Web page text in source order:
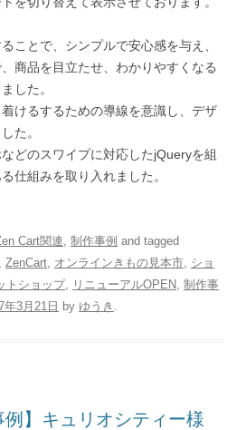
ことで、シンプルで安心感を与え、
商品を目立たせ、わかりやすくなる
した。
けるするための導線を意識し、デザ
た。
どのスワイプに対応したjQueryを組
仕組みを取り入れました。
Cart関連 制作事例 and tagged
ZenCart オンラインきもの見本市 ショ
トショップ, リニューアルOPEN 制作事
年3月21日 by ゆうき
例】キュリオシティー様